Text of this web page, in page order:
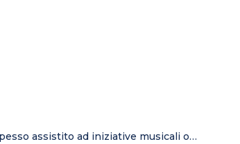
assistito ad iniziative musicali o…